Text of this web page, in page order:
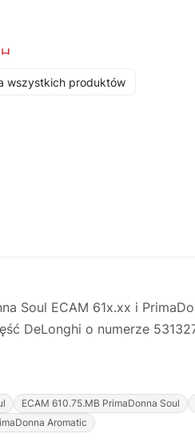
wszystkich produktów
Soul ECAM 61x.xx i
DeLonghi o numerze
ECAM 610.75.MB PrimaDonna Soul
Aromatic